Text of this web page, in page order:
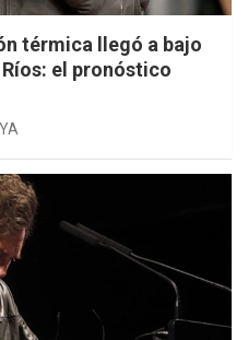
térmica llegó a bajo
el pronóstico